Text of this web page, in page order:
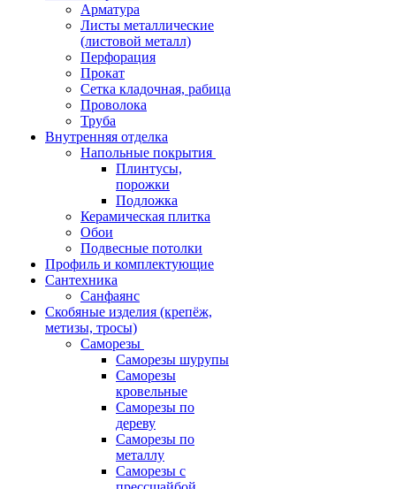
Арматура
Листы металлические
(листовой металл)
Перфорация
Прокат
Сетка кладочная, рабица
Проволока
Труба
Внутренняя отделка
Напольные покрытия
Плинтусы,
порожки
Подложка
Керамическая плитка
Обои
Подвесные потолки
Профиль и комплектующие
Сантехника
Санфаянс
Скобяные изделия (крепёж,
метизы, тросы)
Саморезы
Саморезы шурупы
Саморезы
кровельные
Саморезы по
дереву
Саморезы по
металлу
Саморезы с